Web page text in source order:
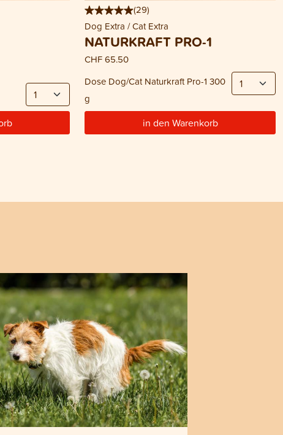
(29)
Dog Extra / Cat Extra
NATURKRAFT PRO-1
CHF 65.50
Dose Dog/Cat Naturkraft Pro-1 300
g
in den Warenkorb